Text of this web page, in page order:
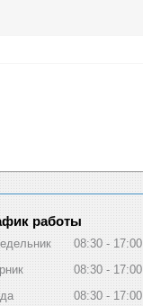
работы
08:30
17:00
08:30
17:00
08:30
17:00